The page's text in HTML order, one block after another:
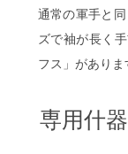
通常の軍手と
ズで袖が長く
フス」がありま
専用什